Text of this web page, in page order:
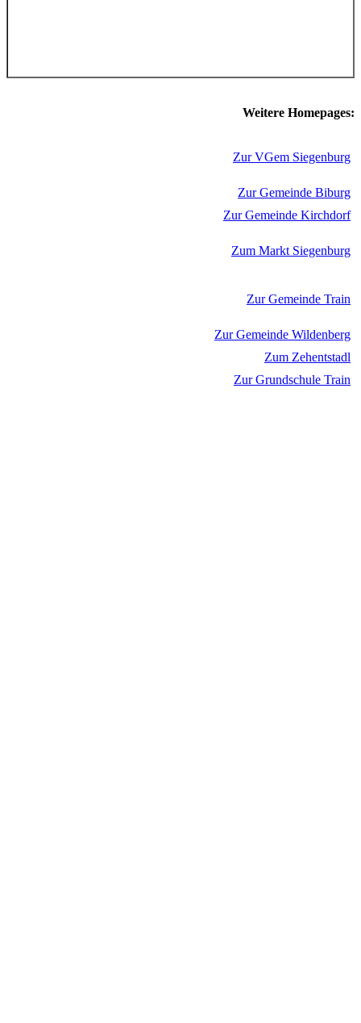
Weitere Homepages:
Zur VGem Siegenburg
Zur Gemeinde Biburg
Zur Gemeinde Kirchdorf
Zum Markt Siegenburg
Zur Gemeinde Train
Zur Gemeinde Wildenberg
Zum Zehentstadl
Zur Grundschule Train